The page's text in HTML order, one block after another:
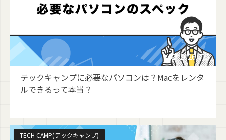
2026/7/3
テックキャンプに必要なパソコンは？Macをレンタ
ルできるって本当？
TECH CAMP(テックキャンプ)